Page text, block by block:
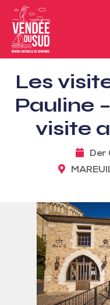
Sud
Vendée
TourismusSüd
Vendée
Les
Pauline
visite
Der